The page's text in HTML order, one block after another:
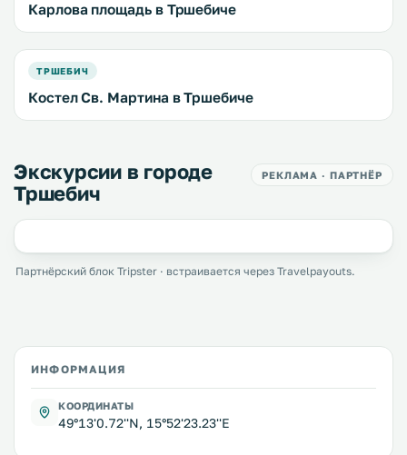
Карлова площадь в Тршебиче
ТРШЕБИЧ
Костел Св. Мартина в Тршебиче
Экскурсии в городе
Тршебич
РЕКЛАМА · ПАРТНЁР
Партнёрский блок Tripster · встраивается через Travelpayouts.
ИНФОРМАЦИЯ
КООРДИНАТЫ
49°13'0.72''N, 15°52'23.23''E